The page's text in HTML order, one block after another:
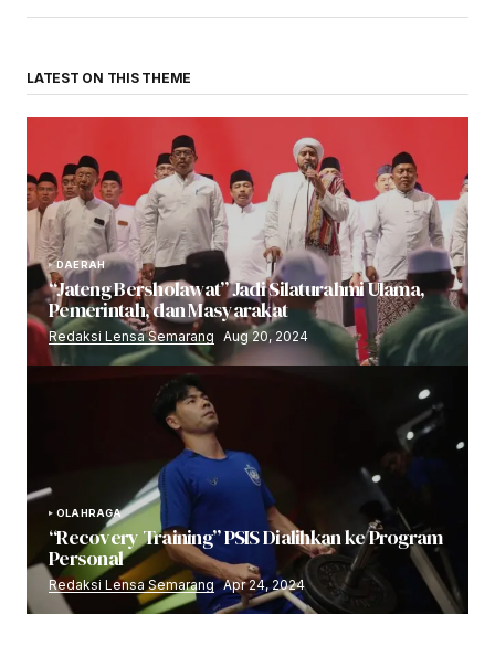
LATEST ON THIS THEME
DAERAH
“Jateng Bersholawat” Jadi Silaturahmi Ulama,
Pemerintah, dan Masyarakat
Redaksi Lensa Semarang Aug 20, 2024
OLAHRAGA
“Recovery Training” PSIS Dialihkan ke Program
Personal
Redaksi Lensa Semarang Apr 24, 2024